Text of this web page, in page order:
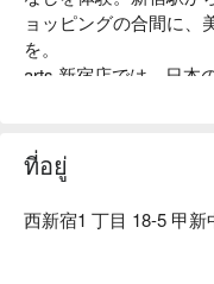
ョッピングの合間に、
を。
arts 新宿店では、日本
メージをケアし、艶や
新宿駅から徒歩圏内の
化を体験し、髪も心も
ที่อยู่
西新宿1 丁目 18-5 甲